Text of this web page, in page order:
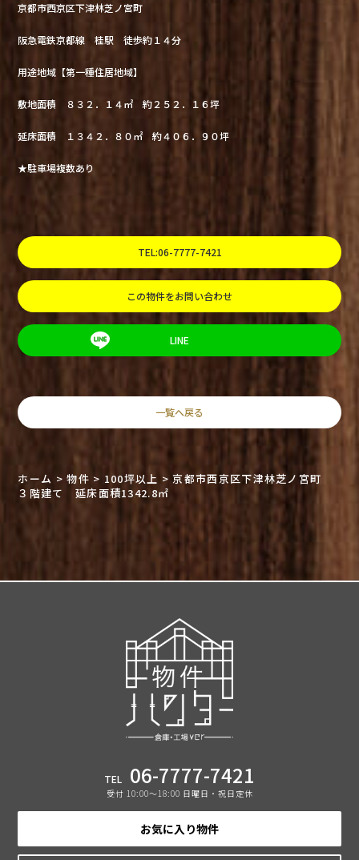
京都市西京区下津林芝ノ宮町
阪急電鉄京都線 桂駅 徒歩約１４分
用途地域【第一種住居地域】
敷地面積 ８３２．１４㎡ 約２５２．１６坪
延床面積 １３４２．８０㎡ 約４０６．９０坪
★駐車場複数あり
TEL:06-7777-7421
この物件をお問い合わせ
LINE
一覧へ戻る
ホーム >物件 > 100坪以上 >京都市西京区下津林芝ノ宮町
３階建て 延床面積1342.8㎡
TEL 06-7777-7421
受付 10:00〜18:00 日曜日・祝日定休
お気に入り物件